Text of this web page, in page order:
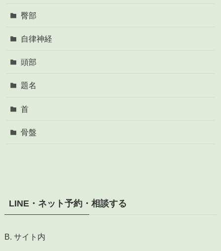
臀部
自律神経
頭部
題名
首
骨盤
LINE・ネット予約・相談する
B. サイト内